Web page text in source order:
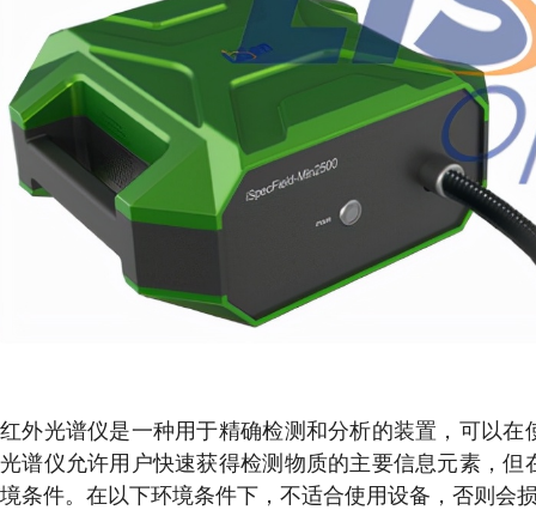
红外光谱仪是一种用于精确检测和分析的装置，可以
光谱仪允许用户快速获得检测物质的主要信息元素，
境条件。在以下环境条件下，不适合使用设备，否则会